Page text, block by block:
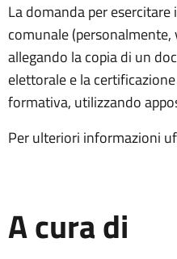
La domanda per
comunale
allegando la copia di un
elettorale e la
formativa, utilizzando
Per ulteriori informazioni
A cura di